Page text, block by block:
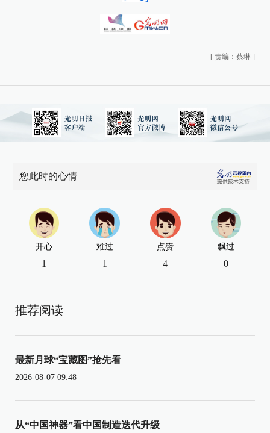
[ 责编：蔡琳 ]
您此时的心情
开心
1
难过
1
点赞
4
飘过
0
推荐阅读
最新月球“宝藏图”抢先看
2026-08-07 09:48
从“中国神器”看中国制造迭代升级